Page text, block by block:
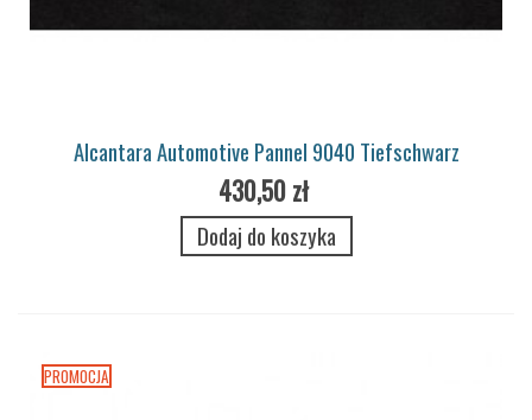
Alcantara Automotive Pannel 9040 Tiefschwarz
430,50 zł
Dodaj do koszyka
PROMOCJA